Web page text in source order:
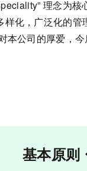
理念为
化，广泛化的
公司的厚爱，今
基本原